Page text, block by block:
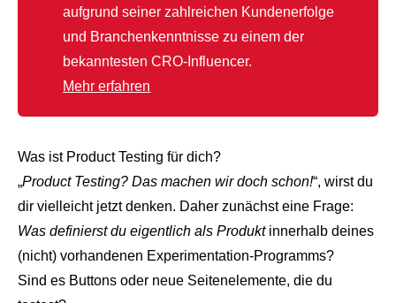
aufgrund seiner zahlreichen Kundenerfolge
und Branchenkenntnisse zu einem der
bekanntesten CRO-Influencer.
Mehr erfahren
Was ist Product Testing für dich?
„Product Testing? Das machen wir doch schon!“, wirst du
dir vielleicht jetzt denken. Daher zunächst eine Frage:
Was definierst du eigentlich als Produktinnerhalb deines
(nicht) vorhandenen Experimentation-Programms?
Sind es Buttons oder neue Seitenelemente, die du